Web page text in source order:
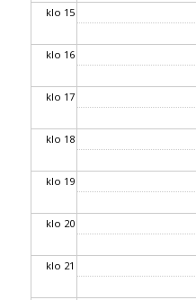
klo 15
klo 16
klo 17
klo 18
klo 19
klo 20
klo 21